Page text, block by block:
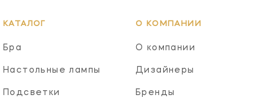
КАТАЛОГ
Бра
Настольные лампы
Подсветки
О КОМПАНИИ
О компании
Дизайнеры
Бренды